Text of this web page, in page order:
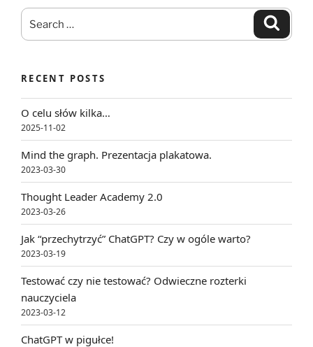
Search
for:
Search
RECENT POSTS
O celu słów kilka…
2025-11-02
Mind the graph. Prezentacja plakatowa.
2023-03-30
Thought Leader Academy 2.0
2023-03-26
Jak “przechytrzyć” ChatGPT? Czy w ogóle warto?
2023-03-19
Testować czy nie testować? Odwieczne rozterki
nauczyciela
2023-03-12
ChatGPT w pigułce!